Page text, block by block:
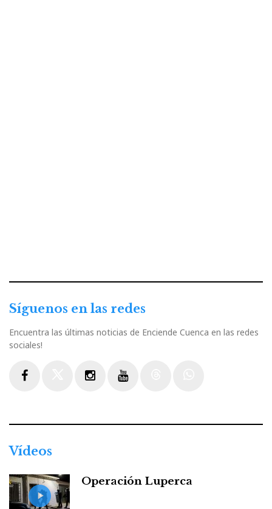
Síguenos en las redes
Encuentra las últimas noticias de Enciende Cuenca en las redes
sociales!
Vídeos
Operación Luperca